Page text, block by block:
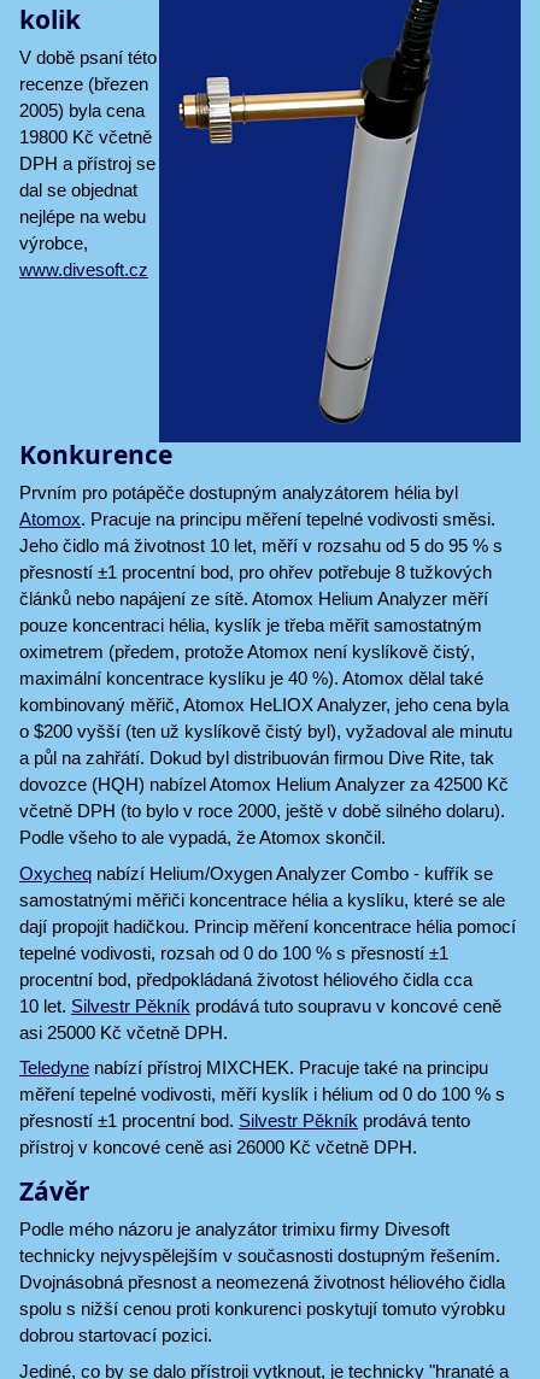
kolik
V době psaní této
recenze (březen
2005) byla cena
19800 Kč včetně
DPH a přístroj se
dal se objednat
nejlépe na webu
výrobce,
www.divesoft.cz
Konkurence
Prvním pro potápěče dostupným analyzátorem hélia byl
Atomox. Pracuje na principu měření tepelné vodivosti směsi.
Jeho čidlo má životnost 10 let, měří v rozsahu od 5 do 95 % s
přesností ±1 procentní bod, pro ohřev potřebuje 8 tužkových
článků nebo napájení ze sítě. Atomox Helium Analyzer měří
pouze koncentraci hélia, kyslík je třeba měřit samostatným
oximetrem (předem, protože Atomox není kyslíkově čistý,
maximální koncentrace kyslíku je 40 %). Atomox dělal také
kombinovaný měřič, Atomox HeLIOX Analyzer, jeho cena byla
o $200 vyšší (ten už kyslíkově čistý byl), vyžadoval ale minutu
a půl na zahřátí. Dokud byl distribuován firmou Dive Rite, tak
dovozce (HQH) nabízel Atomox Helium Analyzer za 42500 Kč
včetně DPH (to bylo v roce 2000, ještě v době silného dolaru).
Podle všeho to ale vypadá, že Atomox skončil.
Oxycheq nabízí Helium/Oxygen Analyzer Combo - kufřík se
samostatnými měřiči koncentrace hélia a kyslíku, které se ale
dají propojit hadičkou. Princip měření koncentrace hélia pomocí
tepelné vodivosti, rozsah od 0 do 100 % s přesností ±1
procentní bod, předpokládaná životost héliového čidla cca
10 let. Silvestr Pěkník prodává tuto soupravu v koncové ceně
asi 25000 Kč včetně DPH.
Teledyne nabízí přístroj MIXCHEK. Pracuje také na principu
měření tepelné vodivosti, měří kyslík i hélium od 0 do 100 % s
přesností ±1 procentní bod. Silvestr Pěkník prodává tento
přístroj v koncové ceně asi 26000 Kč včetně DPH.
Závěr
Podle mého názoru je analyzátor trimixu firmy Divesoft
technicky nejvyspělejším v současnosti dostupným řešením.
Dvojnásobná přesnost a neomezená životnost héliového čidla
spolu s nižší cenou proti konkurenci poskytují tomuto výrobku
dobrou startovací pozici.
Jediné, co by se dalo přístroji vytknout, je technicky "hranaté a